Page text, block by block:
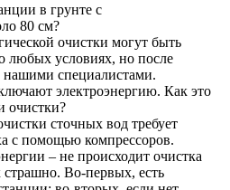
в грунте с
80 см?
очистки могут быть
любых условиях, но после
нашими специалистами.
электроэнергию. Как это
очистки?
сточных вод требует
с помощью компрессоров.
– не происходит очистка
Во-первых, есть